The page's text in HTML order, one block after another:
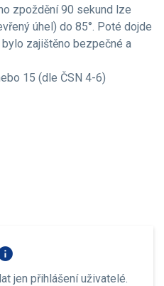
zpoždění 90 sekund lze
úhel) do 85°. Poté dojde
zajištěno bezpečné a
15 (dle ČSN 4-6)
jen přihlášení uživatelé.